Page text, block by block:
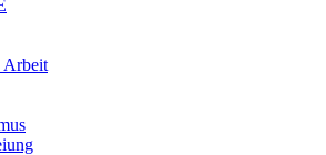
Arbeit